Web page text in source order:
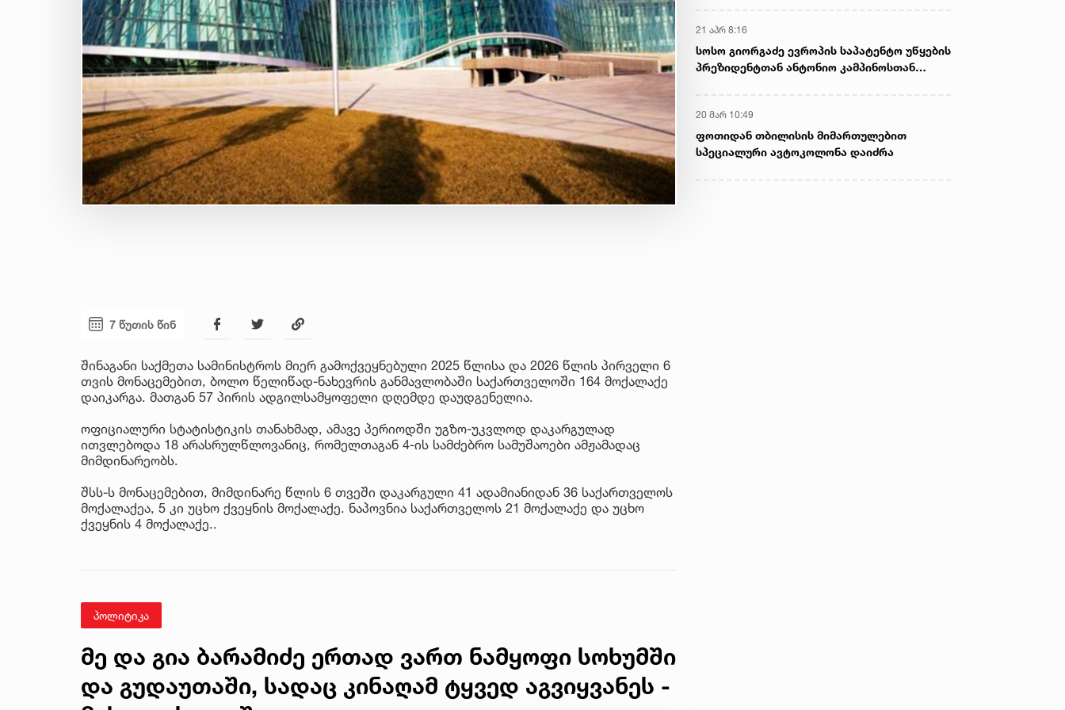
7 წუთის წინ
შინაგანი საქმეთა სამინისტროს მიერ გამოქვეყნებული 2025 წლისა და 2026 წლის პირველი 6
თვის მონაცემებით, ბოლო წელიწად-ნახევრის განმავლობაში საქართველოში 164 მოქალაქე
დაიკარგა. მათგან 57 პირის ადგილსამყოფელი დღემდე დაუდგენელია.
ოფიციალური სტატისტიკის თანახმად, ამავე პერიოდში უგზო-უკვლოდ დაკარგულად
ითვლებოდა 18 არასრულწლოვანიც, რომელთაგან 4-ის სამძებრო სამუშაოები ამჟამადაც
მიმდინარეობს.
შსს-ს მო­ნა­ცე­მე­ბით, მიმ­დი­ნა­რე წლის 6 თვე­ში და­კარ­გუ­ლი 41 ადა­მი­ა­ნი­დან 36 სა­ქარ­თვე­ლოს
მო­ქა­ლა­ქეა, 5 კი უცხო ქვეყ­ნის მო­ქა­ლა­ქე. ნა­პოვ­ნია სა­ქარ­თვე­ლოს 21 მო­ქა­ლა­ქე და უცხო
ქვეყ­ნის 4 მო­ქა­ლა­ქე..
პოლიტიკა
მე და გია ბარამიძე ერთად ვართ ნამყოფი სოხუმში
და გუდაუთაში, სადაც კინაღამ ტყვედ აგვიყვანეს -
21 აპრ 8:16
სოსო გიორგაძე ევროპის საპატენტო უწყების
პრეზიდენტთან ანტონიო კამპინოსთან
20 მარ 10:49
ფოთიდან თბილისის მიმართულებით
სპეციალური ავტოკოლონა დაიძრა